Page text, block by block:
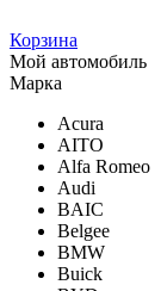
Корзина
Мой автомобиль
Марка
Acura
AITO
Alfa Romeo
Audi
BAIC
Belgee
BMW
Buick